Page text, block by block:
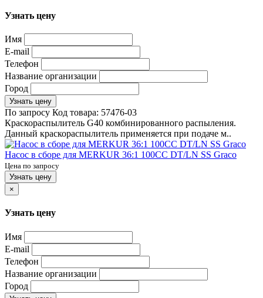
Узнать цену
Имя
E-mail
Телефон
Название организации
Город
Узнать цену
По запросу Код товара: 57476-03
Краскораспылитель G40 комбинированного распыления.
Данный краскораспылитель применяется при подаче м..
Насос в сборе для MERKUR 36:1 100CC DT/LN SS Graco
Цена по запросу
Узнать цену
×
Узнать цену
Имя
E-mail
Телефон
Название организации
Город